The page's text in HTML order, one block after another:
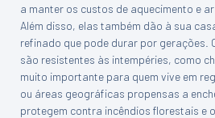
a manter os custos de aquecimento e
Além disso, elas também dão à sua
refinado que pode durar por gerações.
são resistentes às intempéries, como
muito importante para quem vive em
ou áreas geográficas propensas a
protegem contra incêndios florestais e